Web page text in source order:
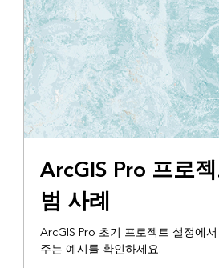
ArcGIS Pro 프로
범 사례
ArcGIS Pro 초기 프로젝트 설정에
주는 예시를 확인하세요.